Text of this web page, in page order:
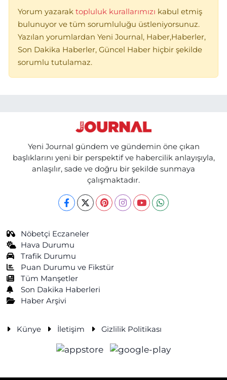
Yorum yazarak topluluk kurallarımızı kabul etmiş
bulunuyor ve tüm sorumluluğu üstleniyorsunuz.
Yazılan yorumlardan Yeni Journal, Haber,Haberler,
Son Dakika Haberler, Güncel Haber hiçbir şekilde
sorumlu tutulamaz.
Yeni Journal gündem ve gündemin öne çıkan
başlıklarını yeni bir perspektif ve habercilik anlayışıyla,
anlaşılır, sade ve doğru bir şekilde sunmaya
çalışmaktadır.
Nöbetçi Eczaneler
Hava Durumu
Trafik Durumu
Puan Durumu ve Fikstür
Tüm Manşetler
Son Dakika Haberleri
Haber Arşivi
Künye İletişim Gizlilik Politikası